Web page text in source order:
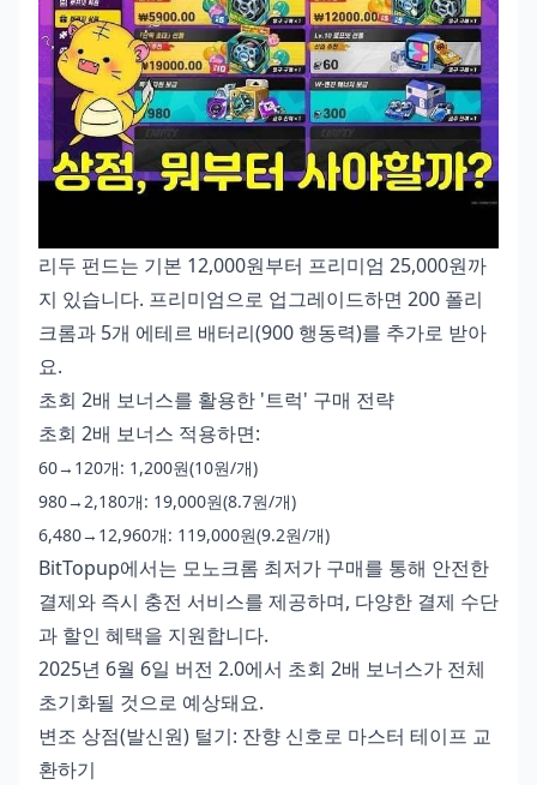
리두 펀드는 기본 12,000원부터 프리미엄 25,000원까
지 있습니다. 프리미엄으로 업그레이드하면 200 폴리
크롬과 5개 에테르 배터리(900 행동력)를 추가로 받아
요.
초회 2배 보너스를 활용한 '트럭' 구매 전략
초회 2배 보너스 적용하면:
60→120개: 1,200원(10원/개)
980→2,180개: 19,000원(8.7원/개)
6,480→12,960개: 119,000원(9.2원/개)
BitTopup에서는 모노크롬 최저가 구매를 통해 안전한
결제와 즉시 충전 서비스를 제공하며, 다양한 결제 수단
과 할인 혜택을 지원합니다.
2025년 6월 6일 버전 2.0에서 초회 2배 보너스가 전체
초기화될 것으로 예상돼요.
변조 상점(발신원) 털기: 잔향 신호로 마스터 테이프 교
환하기